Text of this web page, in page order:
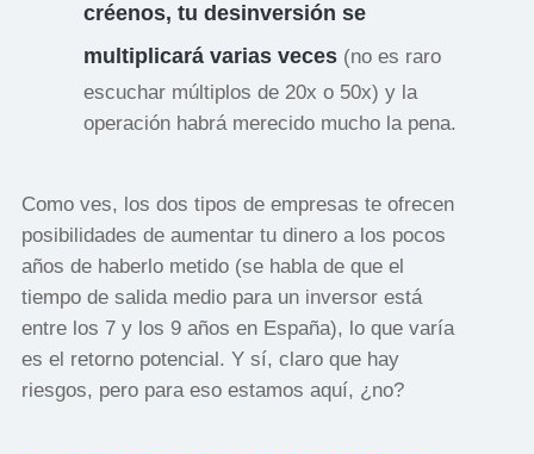
créenos, tu desinversión se
multiplicará varias veces(no es raro
escuchar múltiplos de 20x o 50x) y la
operación habrá merecido mucho la pena.
Como ves, los dos tipos de empresas te ofrecen
posibilidades de aumentar tu dinero a los pocos
años de haberlo metido (se habla de que el
tiempo de salida medio para un inversor está
entre los 7 y los 9 años en España), lo que varía
es el retorno potencial. Y sí, claro que hay
riesgos, pero para eso estamos aquí, ¿no?